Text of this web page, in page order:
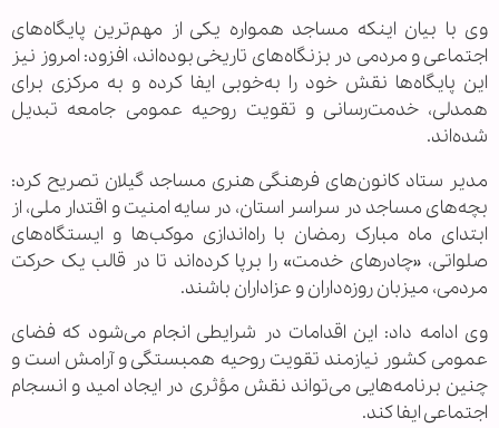
وی با بیان اینکه مساجد همواره یکی از مهم‌ترین پایگاه‌های
اجتماعی و مردمی در بزنگاه‌های تاریخی بوده‌اند، افزود: امروز نیز
این پایگاه‌ها نقش خود را به‌خوبی ایفا کرده و به مرکزی برای
همدلی، خدمت‌رسانی و تقویت روحیه عمومی جامعه تبدیل
شده‌اند.
مدیر ستاد کانون‌های فرهنگی هنری مساجد گیلان تصریح کرد:
بچه‌های مساجد در سراسر استان، در سایه امنیت و اقتدار ملی، از
ابتدای ماه مبارک رمضان با راه‌اندازی موکب‌ها و ایستگاه‌های
صلواتی، «چادرهای خدمت» را برپا کرده‌اند تا در قالب یک حرکت
مردمی، میزبان روزه‌داران و عزاداران باشند.
وی ادامه داد: این اقدامات در شرایطی انجام می‌شود که فضای
عمومی کشور نیازمند تقویت روحیه همبستگی و آرامش است و
چنین برنامه‌هایی می‌تواند نقش مؤثری در ایجاد امید و انسجام
اجتماعی ایفا کند.